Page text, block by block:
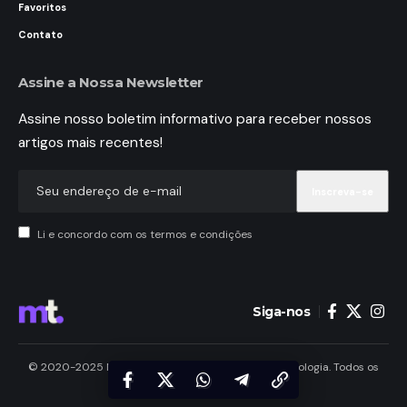
Favoritos
Contato
Assine a Nossa Newsletter
Assine nosso boletim informativo para receber nossos
artigos mais recentes!
Li e concordo com os termos e condições
Siga-nos
© 2020-2025 MundoTele Telecomunicações e Tecnologia. Todos os
Direitos Reservados.